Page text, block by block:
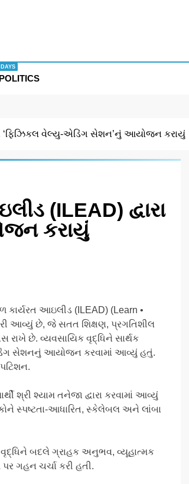
POLITICS
‘ફિઝિકલ વેલ્યુ-એડિંગ સેશન’નું આયોજન કરાયું
(ILEAD) દ્વારા
કરાયું
આઇલીડ (ILEAD) (Learn •
આવ્યું છે, જે સતત શિક્ષણ, પ્રગતિશીલ
રાખે છે. વ્યવસાયિક વૃદ્ધિને સાર્થક
સેશનનું આયોજન કરવામાં આવ્યું હતું.
શ્રી શ્યામ તનેજા દ્વારા કરવામાં આવ્યું
સ્પષ્ટતા-આધારિત, સ્કેલેબલ અને લાંબા
બદલે ગ્રાહક અનુભવ, વ્યૂહાત્મક
ગહન ચર્ચા કરી હતી.